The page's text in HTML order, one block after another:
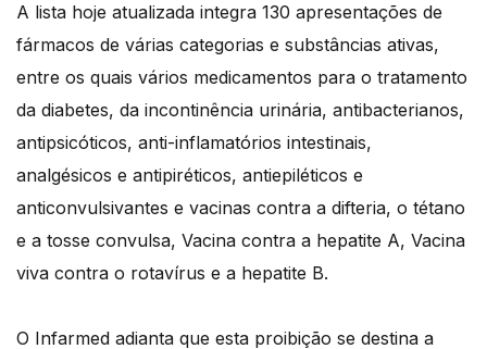
A lista hoje atualizada integra 130 apresentações de
fármacos de várias categorias e substâncias ativas,
entre os quais vários medicamentos para o tratamento
da diabetes, da incontinência urinária, antibacterianos,
antipsicóticos, anti-inflamatórios intestinais,
analgésicos e antipiréticos, antiepiléticos e
anticonvulsivantes e vacinas contra a difteria, o tétano
e a tosse convulsa, Vacina contra a hepatite A, Vacina
viva contra o rotavírus e a hepatite B.
O Infarmed adianta que esta proibição se destina a